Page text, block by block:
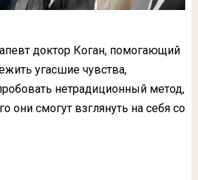
доктор Коган, помогающий
угасшие чувства,
нетрадиционный метод,
они смогут взглянуть на себя со